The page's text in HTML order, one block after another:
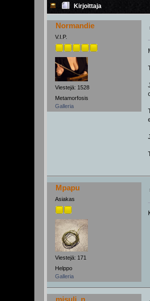
Kirjoittaja
Normandie
V.I.P.
Viestejä: 1528
Metamorfosis
Galleria
Mpapu
Asiakas
Viestejä: 171
Helppo
Galleria